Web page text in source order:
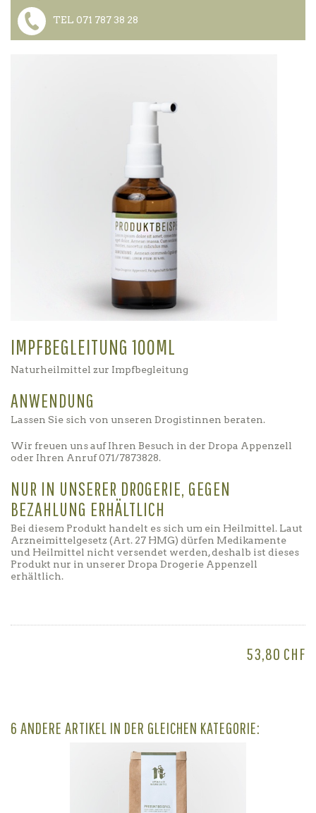
TEL 071 787 38 28
IMPFBEGLEITUNG 100ML
Naturheilmittel zur Impfbegleitung
ANWENDUNG
Lassen Sie sich von unseren Drogistinnen beraten.
Wir freuen uns auf Ihren Besuch in der Dropa Appenzell
oder Ihren Anruf 071/7873828.
NUR IN UNSERER DROGERIE, GEGEN
BEZAHLUNG ERHÄLTLICH
Bei diesem Produkt handelt es sich um ein Heilmittel. Laut
Arzneimittelgesetz (Art. 27 HMG) dürfen Medikamente
und Heilmittel nicht versendet werden, deshalb ist dieses
Produkt nur in unserer Dropa Drogerie Appenzell
erhältlich.
53,80 CHF
6 ANDERE ARTIKEL IN DER GLEICHEN KATEGORIE: